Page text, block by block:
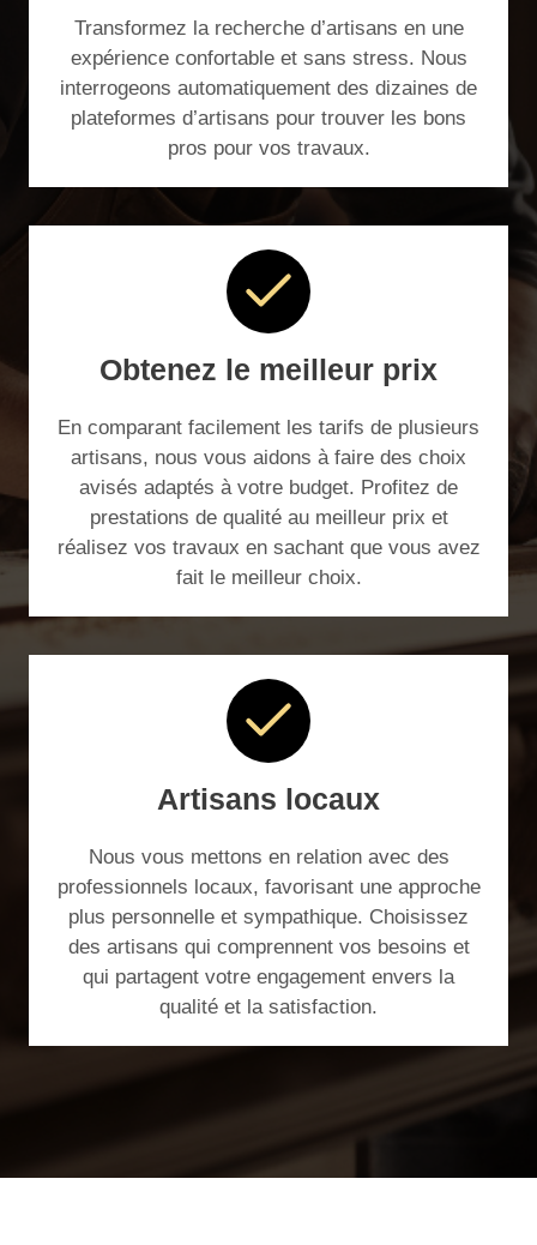
Transformez la recherche d’artisans en une
expérience confortable et sans stress. Nous
interrogeons automatiquement des dizaines de
plateformes d’artisans pour trouver les bons
pros pour vos travaux.
Obtenez le meilleur prix
En comparant facilement les tarifs de plusieurs
artisans, nous vous aidons à faire des choix
avisés adaptés à votre budget. Profitez de
prestations de qualité au meilleur prix et
réalisez vos travaux en sachant que vous avez
fait le meilleur choix.
Artisans locaux
Nous vous mettons en relation avec des
professionnels locaux, favorisant une approche
plus personnelle et sympathique. Choisissez
des artisans qui comprennent vos besoins et
qui partagent votre engagement envers la
qualité et la satisfaction.